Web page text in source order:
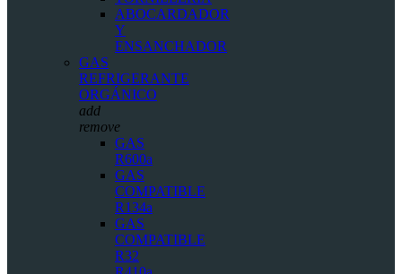
ABOCARDADOR
Y
ENSANCHADOR
GAS
REFRIGERANTE
ORGÁNICO
add
remove
GAS
R600a
GAS
COMPATIBLE
R134a
GAS
COMPATIBLE
R32